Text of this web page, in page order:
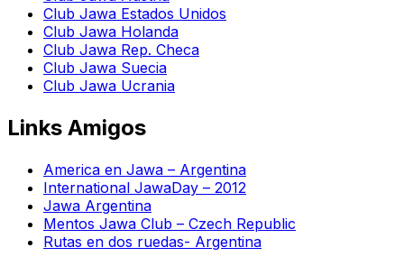
Club Jawa Estados Unidos
Club Jawa Holanda
Club Jawa Rep. Checa
Club Jawa Suecia
Club Jawa Ucrania
Links Amigos
America en Jawa – Argentina
International JawaDay – 2012
Jawa Argentina
Mentos Jawa Club – Czech Republic
Rutas en dos ruedas- Argentina